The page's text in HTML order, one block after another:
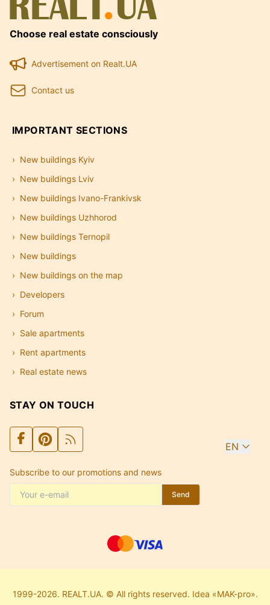
Choose real estate consciously
Advertisement on Realt.UA
Contact us
IMPORTANT SECTIONS
New buildings Kyiv
New buildings Lviv
New buildings Ivano-Frankivsk
New buildings Uzhhorod
New buildings Ternopil
New buildings
New buildings on the map
Developers
Forum
Sale apartments
Rent apartments
Real estate news
STAY ON TOUCH
EN
Subscribe to our promotions and news
Send
1999-2026. REALT.UA. © All rights reserved. Idea «MAK-pro».